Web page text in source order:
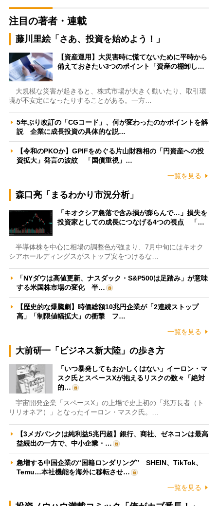
注目の著者・連載
藤川里絵「さあ、投資を始めよう！」
【資産運用】大災害時に慌てないために平時から
備えておきたい3つのポイント「資産の棚卸し…
大規模な災害が起きると、株式市場が大きく動いたり、取引環
境が不安定になったりすることがある。一方…
5年ぶり改訂の「CGコード」、何が変わったのかポイントを解
説 企業に成長投資の具体的な説…
【令和のPKOか】GPIFをめぐる片山財務相の「円資産への投
資拡大」発言の波紋 「国債重視」…
一覧を見る
森口亮「まるわかり市況分析」
「キオクシア急落で含み損が膨らんで…」損失を
投資家としての成長につなげる4つの視点 「…
半導体株を中心に相場の調整色が強まり、7月中旬にはキオク
シアホールディングスがストップ安をつけるな…
「NYダウは高値更新、ナスダック・S&P500は足踏み」が意味
する米国株市場の変化 半…
【歴史的な爆騰劇】時価総額10兆円企業が「2連続ストップ
高」「制限値幅拡大」の衝撃 フ…
一覧を見る
大前研一「ビジネス新大陸」の歩き方
「いつ暴発してもおかしくはない」イーロン・マ
スク氏とスペースXが抱えるリスクの数々「絶対
的…
宇宙開発企業「スペースX」の上場で史上初の「兆万長者（ト
リリオネア）」となったイーロン・マスク氏。…
【3メガバンクは純利益5兆円超】銀行、商社、ゼネコンは最高
益続出の一方で、中小企業・…
急増する中国企業の“国籍ロンダリング” SHEIN、TikTok、
Temu…本社機能を海外に移転させ…
一覧を見る